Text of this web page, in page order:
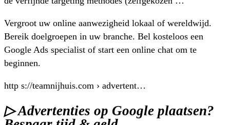
Vergroot uw online aanwezigheid lokaal of wereldwijd.
Bereik doelgroepen in uw branche. Bel kosteloos een
Google Ads specialist of start een online chat om te
beginnen.
http s://teamnijhuis.com › advertent…
▷ Advertenties op Google plaatsen?